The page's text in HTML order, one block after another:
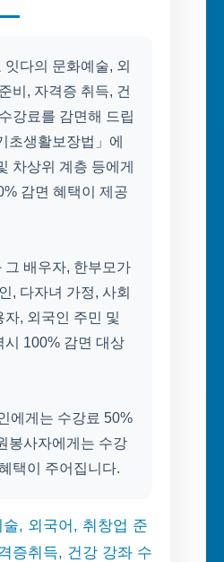
다의 문화예술, 외
비, 자격증 취득, 건
강료를 감면해 드립
초생활보장법」에
차상위 계층 등에게
감면 혜택이 제공
그 배우자, 한부모가
, 다자녀 가정, 사회
자, 외국인 주민 및
시 100% 감면 대상
에게는 수강료 50%
봉사자에게는 수강
택이 주어집니다.
술, 외국어, 취창업 준
증취득, 건강 강좌 수